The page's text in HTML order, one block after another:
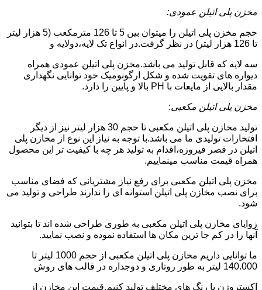
مخزن پلی اتیلن عمودی:
حجم مخزن پلی اتیلن را میتوان بین 5 تا 126 مترمکعب (5 هزار لیتر
تا 126 هزار لیتر) در نظر گرفت.در انواع تک لایه،دولایه و
سه لایه که قابل تولید می باشد.مخزن پلی اتیلن عمودی همراه
دیواره های تقویت شده و شکل ارگونومیک خود توانایی نگهداری
مقدار بالایی از مایعات با PH بالا و پایین را دارد.
مخزن پلی اتیلن مکعبی:
تولید مخازن پلی اتیلن مکعبی تا حجم 30 هزار لیتر نیز از دیگر
افتخارات تولیدی ما می باشد.با توجه به نیاز این نوع از مخازن پلی
اتیلن در قصر فیروزه،اقدام به تولید هر چه با کیفیت تر این محصول
همراه قیمت مناسب مینماییم.
مخزن پلی اتیلن مکعبی برای رفع نیاز مشتریانی که فضای مناسب
برای نصب مخازن پلی اتیلن استوانه ای را ندارند طراحی و تولید می
شود.
زوایای مخازن پلی اتیلن مکعبی به طوری طراحی شده اند تا بتوانید
آنها را در کم جا ترین مکان ها استفاده نموده و نصب نمایید.
ما توانایی داریم مخازن پلی اتیلن مکعبی از حجم 1000 لیتر تا
140.000 لیتر به طور روتاری و دوجداره در قالب های روش
اکستروژن با رنگ های مختلف تولید کنیم.قیمت این مخازن از